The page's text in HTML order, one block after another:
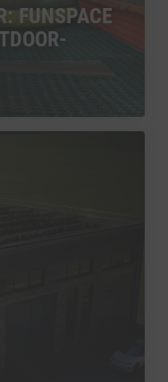
FUNSPACE